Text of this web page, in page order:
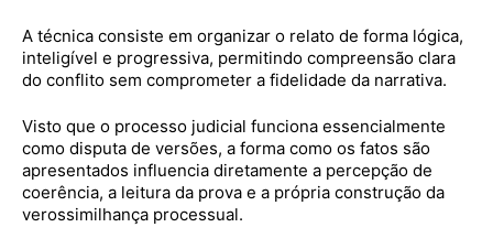
A técnica consiste em organizar o relato de forma lógica,
inteligível e progressiva, permitindo compreensão clara
do conflito sem comprometer a fidelidade da narrativa.
Visto que o processo judicial funciona essencialmente
como disputa de versões, a forma como os fatos são
apresentados influencia diretamente a percepção de
coerência, a leitura da prova e a própria construção da
verossimilhança processual.